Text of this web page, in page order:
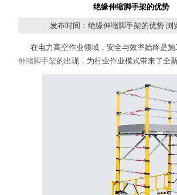
绝缘伸缩脚手架的优势
发布时间：绝缘伸缩脚手架的优势 浏
在电力高空作业领域，安全与效率始终是施
伸缩脚手架的出现，为行业作业模式带来了全新